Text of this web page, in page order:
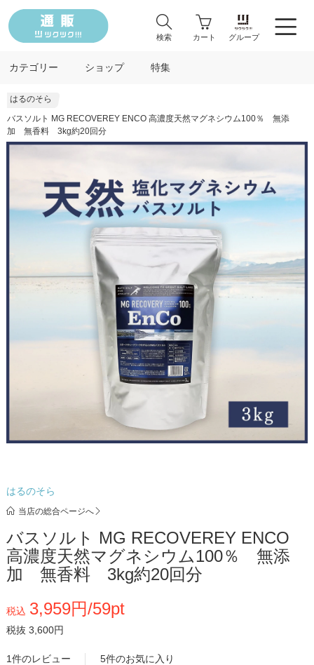
検索 カート グループ
カテゴリー ショップ 特集
はるのそら
バスソルト MG RECOVEREY ENCO 高濃度天然マグネシウム100％ 無添
加 無香料 3kg約20回分
はるのそら
当店の総合ページへ
バスソルト MG RECOVEREY ENCO
高濃度天然マグネシウム100％ 無添
加 無香料 3kg約20回分
税込 3,959円/59pt
税抜 3,600円
1件のレビュー 5件のお気に入り